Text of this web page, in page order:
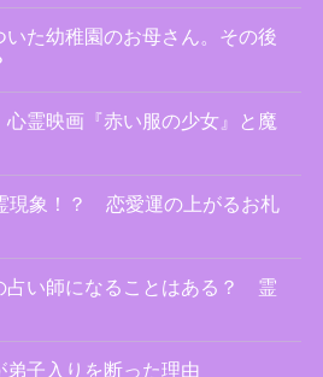
現役イタコに聞いて
レクター？本物の呪物
縁
いた幼稚園のお母さん。その後
心霊映画『赤い服の少女』と魔
現象！？ 恋愛運の上がるお札
占い師になることはある？ 霊
子入りを断った理由